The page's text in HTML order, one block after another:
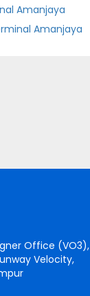
Amanjaya
Amanjaya
Office (VO3),
Velocity,